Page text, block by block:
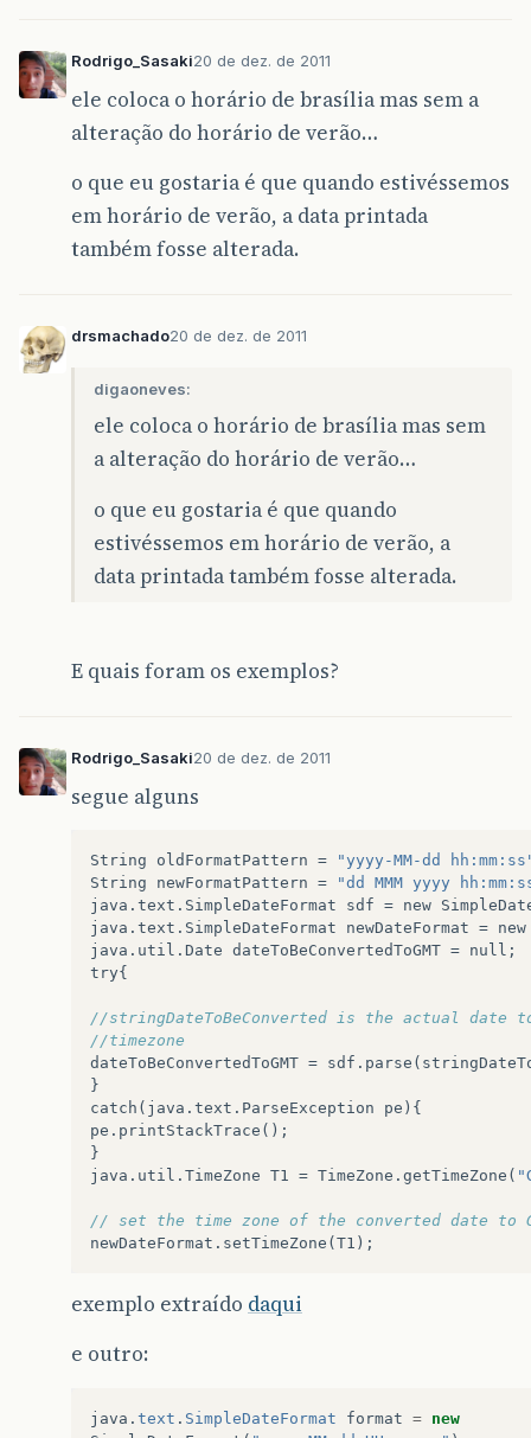
Rodrigo_Sasaki20 de dez. de 2011
ele coloca o horário de brasília mas sem a
alteração do horário de verão…
o que eu gostaria é que quando estivéssemos
em horário de verão, a data printada
também fosse alterada.
drsmachado20 de dez. de 2011
digaoneves:
ele coloca o horário de brasília mas sem
a alteração do horário de verão…
o que eu gostaria é que quando
estivéssemos em horário de verão, a
data printada também fosse alterada.
E quais foram os exemplos?
Rodrigo_Sasaki20 de dez. de 2011
segue alguns
String oldFormatPattern =
"yyyy-MM-dd
String
newFormatPattern =
"dd MMM yyyy
java . text . SimpleDateFormat sdf = new
java . text . SimpleDateFormat newDateFormat = new
java . util . Date dateToBeConvertedToGMT = null ;
try{
//stringDateToBeConverted is the actual date
//timezone
dateToBeConvertedToGMT = sdf . parse (
}
catch ( java . text . ParseException pe ){
pe . printStackTrace ();
}
java . util . TimeZone T1 = TimeZone . getTimeZone (
// set the time zone of the converted date to
newDateFormat . setTimeZone ( T1 );
exemplo extraído daqui
e outro:
java . text . SimpleDateFormat format = new